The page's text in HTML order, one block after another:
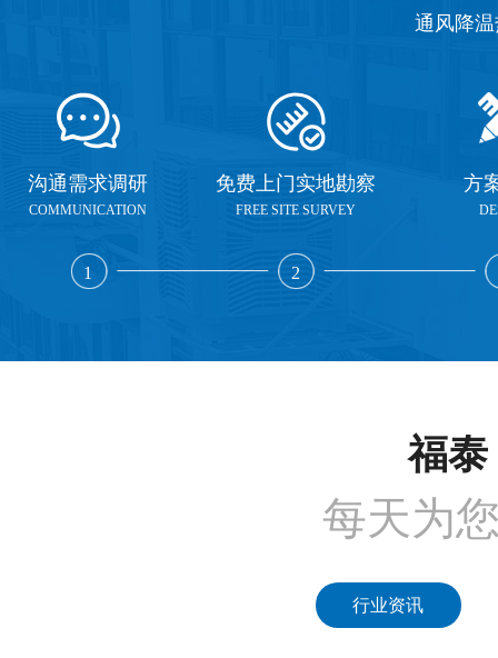
通风降
沟通需求调研
COMMUNICATION
1
免费上门实地勘察
FREE SITE SURVEY
2
方
福泰
每天为
行业资讯